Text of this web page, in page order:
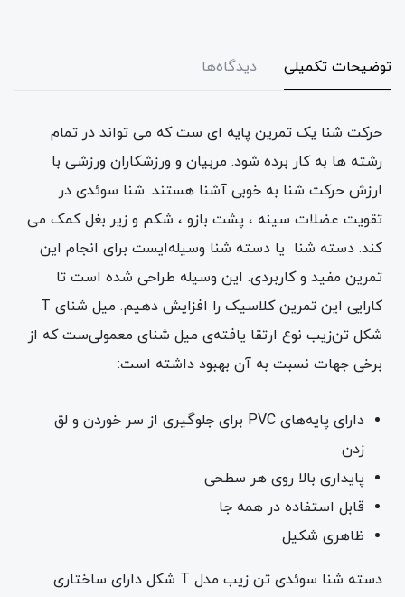
توضیحات تکمیلی دیدگاه‌ها
حرکت شنا یک تمرین پایه ای ست که می تواند در تمام
رشته ها به کار برده شود. مربیان و ورزشکاران ورزشی با
ارزش حرکت شنا به خوبی آشنا هستند. شنا سوئدی در
تقویت عضلات سینه ، پشت بازو ، شکم و زیر بغل کمک می
کند. دسته شنا یا دسته شنا وسیله‌ایست برای انجام این
تمرین مفید و کاربردی. این وسیله طراحی شده است تا
کارایی این تمرین کلاسیک را افزایش دهیم. میل شنای T
شکل تن‌‌زیب نوع ارتقا یافته‌ی میل شنای معمولی‌‎ست که از
برخی جهات نسبت به آن بهبود داشته است:
دارای پایه‌های PVC برای جلوگیری از سر خوردن و لق
زدن
پایداری بالا روی هر سطحی
قابل استفاده در همه جا
ظاهری شکیل
دسته شنا سوئدی تن زیب مدل T شکل دارای ساختاری